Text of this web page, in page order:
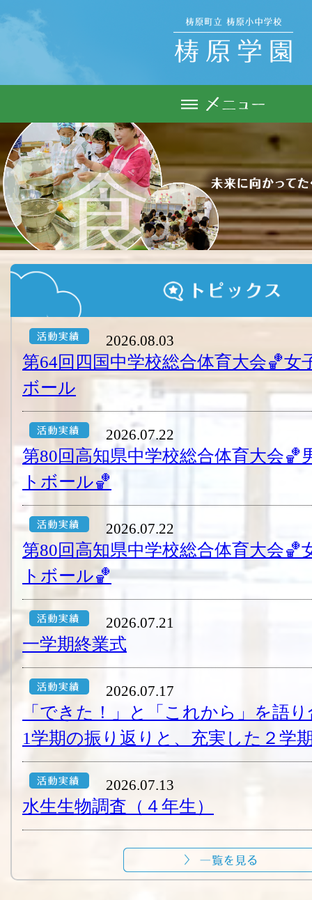
2026.08.03
第64回四国中学校総合体育大会🏀女
ボール
2026.07.22
第80回高知県中学校総合体育大会🏀
トボール🏀
2026.07.22
第80回高知県中学校総合体育大会🏀
トボール🏀
2026.07.21
一学期終業式
2026.07.17
「できた！」と「これから」を語
1学期の振り返りと、充実した２学
2026.07.13
水生生物調査（４年生）